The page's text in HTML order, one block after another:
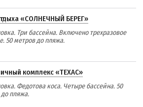
«СОЛНЕЧНЫЙ БЕРЕГ»
Три бассейна. Включено трехразовое
50 метров до пляжа.
комплекс «ТЕХАС»
Федотова коса. Четыре бассейна. 50
пляжа.